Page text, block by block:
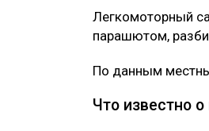
Легкомоторный
парашютом,
По данным
Что известно